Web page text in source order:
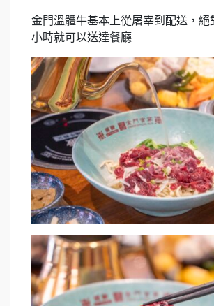
金門溫體牛基本上從屠宰到配送，絕
小時就可以送達餐廳